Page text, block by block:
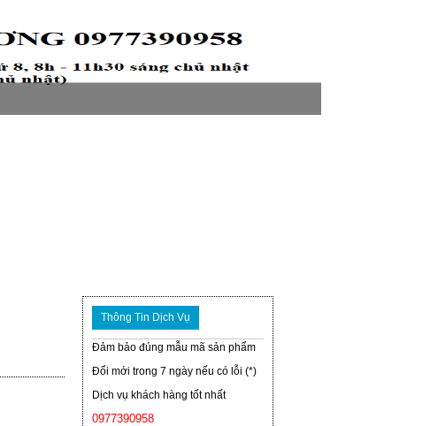
Thông Tin Dịch Vụ
Đảm bảo đúng mẫu mã sản phẩm
Đổi mới trong 7 ngày nếu có lỗi (*)
Dịch vụ khách hàng tốt nhất
0977390958